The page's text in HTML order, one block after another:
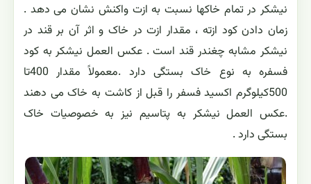
نیشکر در تمام خاکها نسبت به ازت واکنش نشان می دهد .
زمان دادن کود ازته ، مقدار ازت در خاک و اثر آن بر قند در
نیشکر مشابه چغندر قند است . عکس العمل نیشکر به کود
فسفره به نوع خاک بستگی دارد .معمولاً مقدار 400تا
500کیلوگرم اکسید فسفر را قبل از کاشت به خاک می دهند
.عکس العمل نیشکر به پتاسیم نیز به خصوصیات خاک
بستگی دارد .